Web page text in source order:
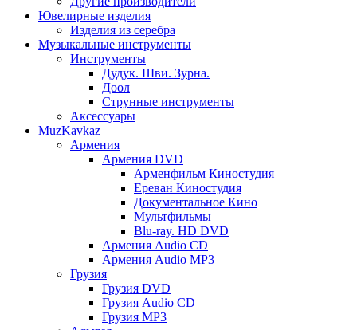
Ювелирные изделия
Изделия из серебра
Музыкальные инструменты
Инструменты
Дудук. Шви. Зурна.
Доол
Струнные инструменты
Аксессуары
MuzKavkaz
Армения
Армения DVD
Арменфильм Киностудия
Ереван Киностудия
Документальное Кино
Мультфильмы
Blu-ray. HD DVD
Армения Audio CD
Армения Audio MP3
Грузия
Грузия DVD
Грузия Audio CD
Грузия MP3